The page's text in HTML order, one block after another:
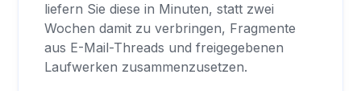
liefern Sie diese in Minuten, statt zwei
Wochen damit zu verbringen, Fragmente
aus E-Mail-Threads und freigegebenen
Laufwerken zusammenzusetzen.